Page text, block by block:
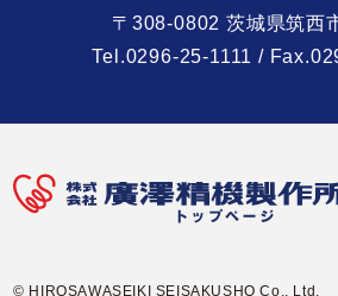
〒308-0802 茨城県筑西
Tel.0296-25-1111 /
© HIROSAWASEIKI SEISAKUSHO Co., Ltd.